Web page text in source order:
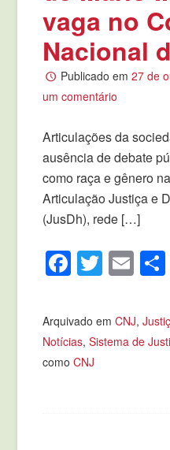
vaga no
Nacional
Publicado em 27 de
um comentário
Articulações da
ausência de debate
como raça e gênero
Articulação Justiça e
(JusDh), rede […]
Facebook
Twitter
Arquivado emCNJ,
Notícias,Sistema de
comoCNJ